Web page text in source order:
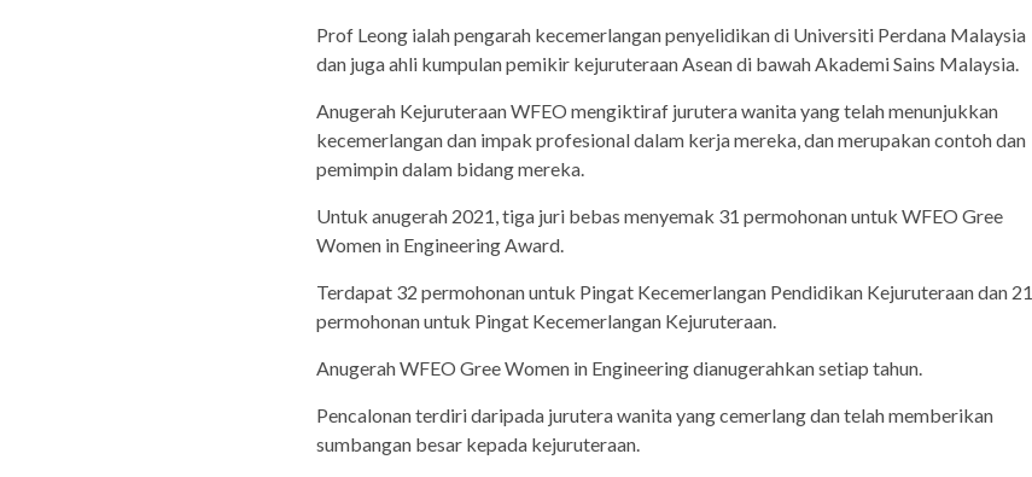
Prof Leong ialah pengarah kecemerlangan penyelidikan di Universiti Perdana Malaysia
dan juga ahli kumpulan pemikir kejuruteraan Asean di bawah Akademi Sains Malaysia.
Anugerah Kejuruteraan WFEO mengiktiraf jurutera wanita yang telah menunjukkan
kecemerlangan dan impak profesional dalam kerja mereka, dan merupakan contoh dan
pemimpin dalam bidang mereka.
Untuk anugerah 2021, tiga juri bebas menyemak 31 permohonan untuk WFEO Gree
Women in Engineering Award.
Terdapat 32 permohonan untuk Pingat Kecemerlangan Pendidikan Kejuruteraan dan 21
permohonan untuk Pingat Kecemerlangan Kejuruteraan.
Anugerah WFEO Gree Women in Engineering dianugerahkan setiap tahun.
Pencalonan terdiri daripada jurutera wanita yang cemerlang dan telah memberikan
sumbangan besar kepada kejuruteraan.